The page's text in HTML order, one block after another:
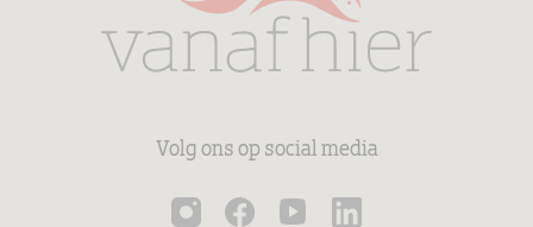
Volg ons op social media